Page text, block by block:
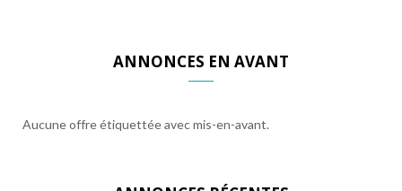
ANNONCES EN AVANT
Aucune offre étiquettée avec mis-en-avant.